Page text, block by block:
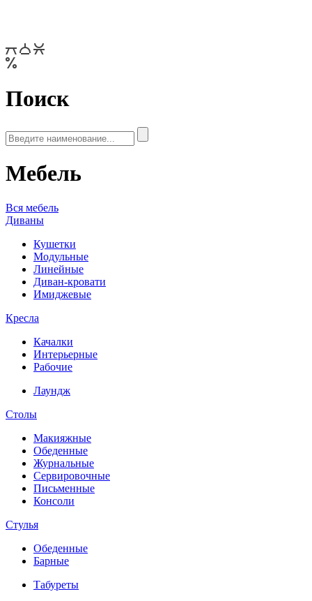
Поиск
Мебель
Вся мебель
Диваны
Кушетки
Модульные
Линейные
Диван-кровати
Имиджевые
Кресла
Качалки
Интерьерные
Рабочие
Лаундж
Столы
Макияжные
Обеденные
Журнальные
Сервировочные
Письменные
Консоли
Стулья
Обеденные
Барные
Табуреты